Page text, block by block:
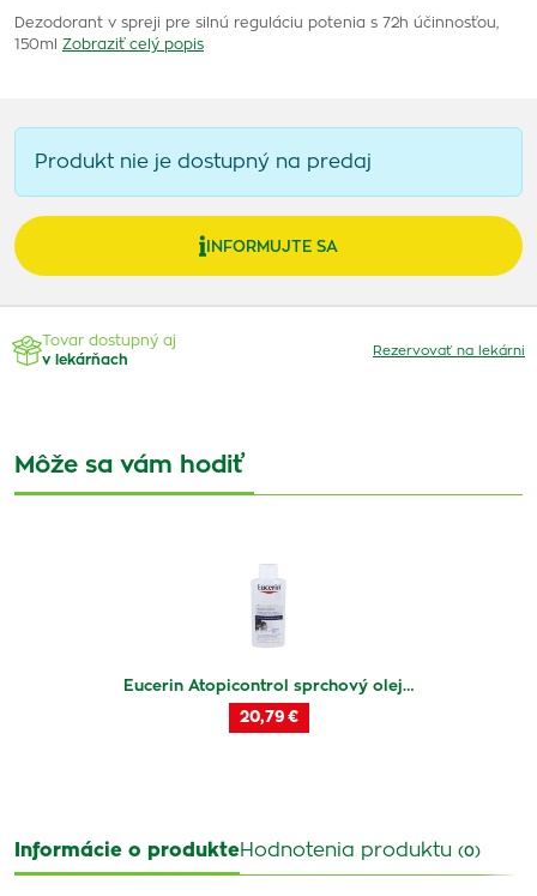
Dezodorant v spreji pre silnú reguláciu potenia s 72h účinnosťou,
150ml
Zobraziť celý popis
Produkt nie je dostupný na predaj
INFORMUJTE SA
Tovar dostupný aj
v lekárňach
Rezervovať na lekárni
Môže sa vám hodiť
Eucerin Atopicontrol sprchový olej…
20,79 €
Informácie o produkteHodnotenia produktu (0)